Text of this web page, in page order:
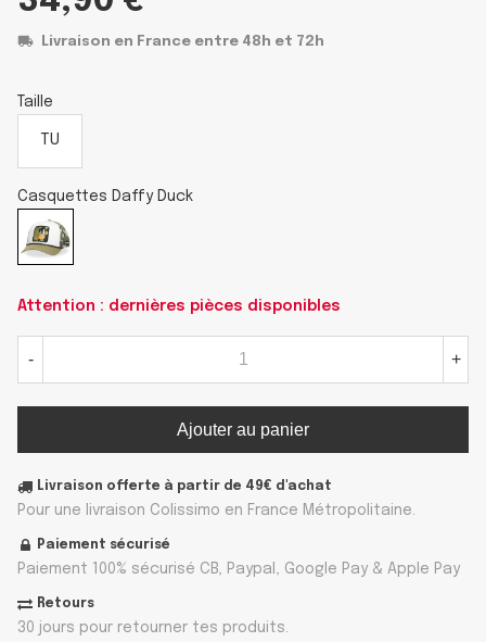
Livraison en France entre 48h et 72h
Taille
TU
Casquettes Daffy Duck
Attention : dernières pièces disponibles
- +
Ajouter au panier
Livraison offerte à partir de 49€ d'achat
Pour une livraison Colissimo en France Métropolitaine.
Paiement sécurisé
Paiement 100% sécurisé CB, Paypal, Google Pay & Apple Pay
Retours
30 jours pour retourner tes produits.